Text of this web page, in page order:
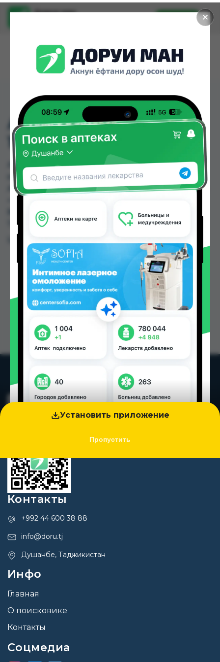
✕
Установить приложение
Пропустить
Доруи ман
Установить
АКВАЛОР ФОРТЕ
150МЛ СПРЕЙ
АКВАЛОР ФОРТЕ 150МЛ СПРЕЙ можно купить
или заказать в аптеках, Абубакри Карим,
Авиценна, АЗИЗ ВАКО , Алишер-К, Амирӣ, Аптека
86.00 TJS в Душанбе и других городах
Таджикистана
Контакты
+992 44 600 38 88
info@doru.tj
Душанбе, Таджикистан
Инфо
Главная
О поисковике
Контакты
Соцмедиа